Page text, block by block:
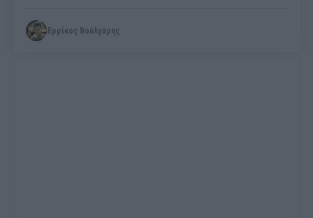
Ερρίκος Βούλγαρης